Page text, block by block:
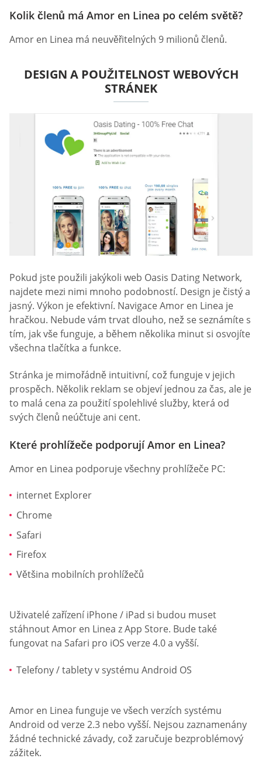
Kolik členů má Amor en Linea po celém světě?
Amor en Linea má neuvěřitelných 9 milionů členů.
DESIGN A POUŽITELNOST WEBOVÝCH
STRÁNEK
Pokud jste použili jakýkoli web Oasis Dating Network,
najdete mezi nimi mnoho podobností. Design je čistý a
jasný. Výkon je efektivní. Navigace Amor en Linea je
hračkou. Nebude vám trvat dlouho, než se seznámíte s
tím, jak vše funguje, a během několika minut si osvojíte
všechna tlačítka a funkce.
Stránka je mimořádně intuitivní, což funguje v jejich
prospěch. Několik reklam se objeví jednou za čas, ale je
to malá cena za použití spolehlivé služby, která od
svých členů neúčtuje ani cent.
Které prohlížeče podporují Amor en Linea?
Amor en Linea podporuje všechny prohlížeče PC:
internet Explorer
Chrome
Safari
Firefox
Většina mobilních prohlížečů
Uživatelé zařízení iPhone / iPad si budou muset
stáhnout Amor en Linea z App Store. Bude také
fungovat na Safari pro iOS verze 4.0 a vyšší.
Telefony / tablety v systému Android OS
Amor en Linea funguje ve všech verzích systému
Android od verze 2.3 nebo vyšší. Nejsou zaznamenány
žádné technické závady, což zaručuje bezproblémový
zážitek.